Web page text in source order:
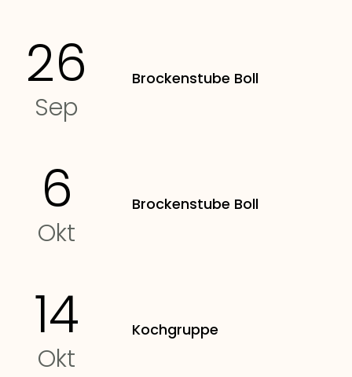
26
Sep
Brockenstube Boll
6
Okt
Brockenstube Boll
14
Okt
Kochgruppe